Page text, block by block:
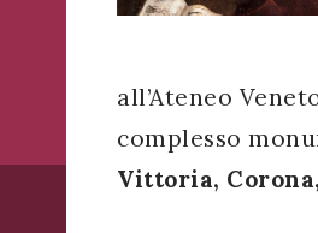
all’Ateneo
complesso
Vittoria,
successo!